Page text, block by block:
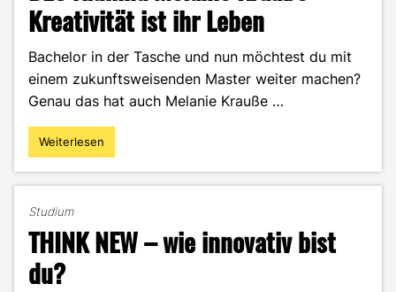
Kreativität ist ihr Leben
Bachelor in der Tasche und nun möchtest du mit
einem zukunftsweisenden Master weiter machen?
Genau das hat auch Melanie Krauße …
"DEC
Alumna
Kreativität
ist
ihr
Leben"
Weiterlesen
Studium
THINK NEW – wie innovativ bist
du?